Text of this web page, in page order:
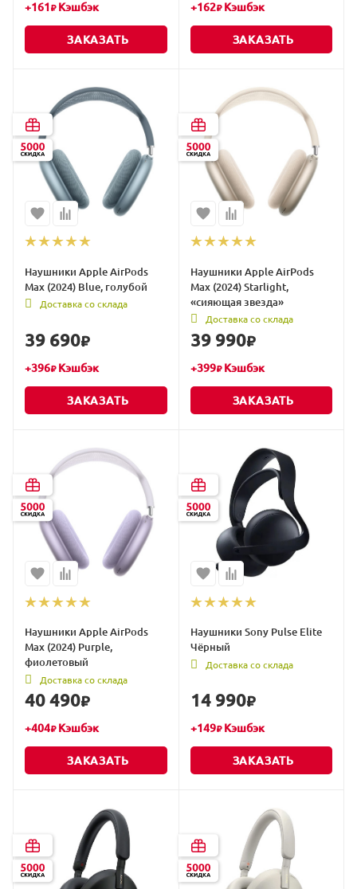
+161 ₽Кэшбэк
ЗАКАЗАТЬ
+162₽Кэшбэк
ЗАКАЗАТЬ
Наушники Apple AirPods
Max (2024) Blue, голубой
Доставка со склада
39 690₽
+396₽Кэшбэк
ЗАКАЗАТЬ
Наушники Apple AirPods
Max (2024) Starlight,
«сияющая звезда»
Доставка со склада
39 990₽
+399₽Кэшбэк
ЗАКАЗАТЬ
Наушники Apple AirPods
Max (2024) Purple,
фиолетовый
Доставка со склада
40 490₽
+404₽Кэшбэк
ЗАКАЗАТЬ
Наушники Sony Pulse Elite
Чёрный
Доставка со склада
14 990₽
+149₽Кэшбэк
ЗАКАЗАТЬ